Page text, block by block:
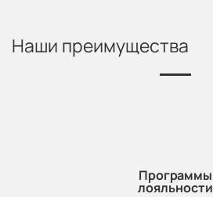
Наши преимущества
Программы
лояльности